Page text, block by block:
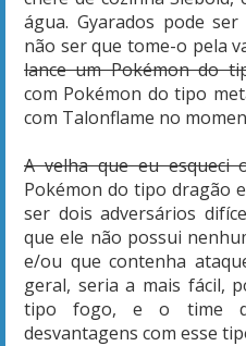
água. Gyarados pode
não ser que tome-o pela
lance um Pokémon do
com Pokémon do tipo
com Talonflame no
A velha que eu esqueci
Pokémon do tipo dragão
ser dois adversários
que ele não possui
e/ou que contenha
geral, seria a mais fácil,
tipo fogo, e o time
desvantagens com esse